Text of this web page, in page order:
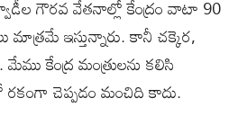
గౌరవ వేతనాల్లో కేంద్రం వాటా 90
ఇస్తున్నారు. కానీ చక్కెర,
కేంద్ర మంత్రులను కలిసి
చెప్పడం మంచిది కాదు.